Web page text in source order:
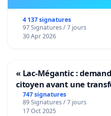
4 137 signatures
97 Signatures / 7 jours
30 Apr 2026
« Lac-Mégantic :
citoyen avant une
de notre territoire »
747 signatures
89 Signatures / 7 jours
17 Oct 2025